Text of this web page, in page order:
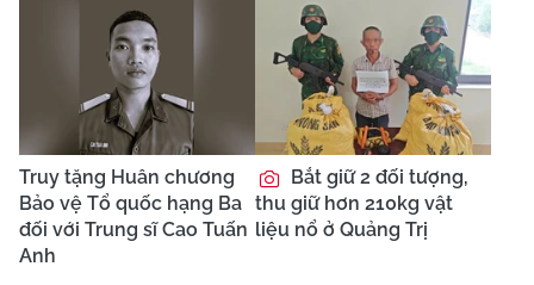
Truy tặng Huân chương
Bảo vệ Tổ quốc hạng Ba
đối với Trung sĩ Cao Tuấn
Anh
Bắt giữ 2 đối tượng,
thu giữ hơn 210kg vật
liệu nổ ở Quảng Trị